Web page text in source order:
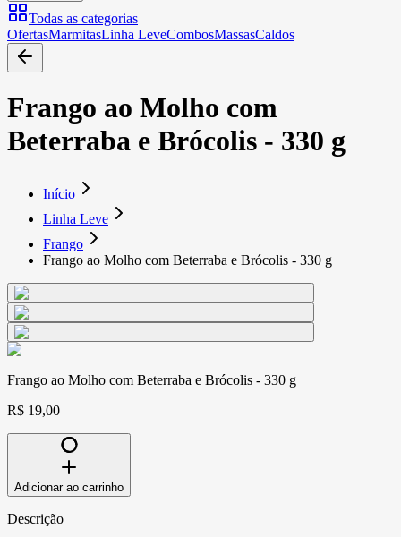
Todas as categorias
OfertasMarmitasLinha LeveCombosMassasCaldos
Frango ao Molho com
Beterraba e Brócolis - 330 g
Início
Linha Leve
Frango
Frango ao Molho com Beterraba e Brócolis - 330 g
Frango ao Molho com Beterraba e Brócolis - 330 g
R$ 19,00
Adicionar ao carrinho
Descrição